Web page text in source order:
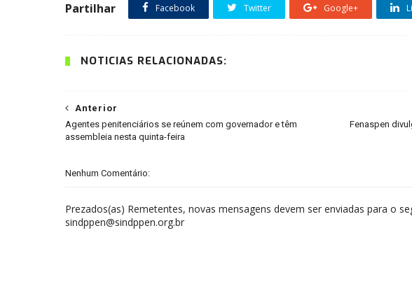
Partilhar Facebook Twitter Google+
NOTÍCIAS RELACIONADAS:
Fenaspen
Anterior
Agentes penitenciários se reúnem com governador e têm
assembleia nesta quinta-feira
Nenhum Comentário:
Prezados(as) Remetentes, novas mensagens devem ser enviadas para o
sindppen@sindppen.org.br